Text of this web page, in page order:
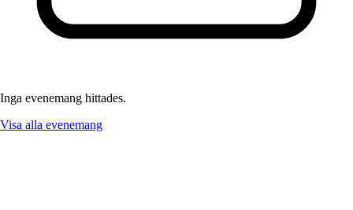
Inga evenemang hittades.
Visa alla evenemang